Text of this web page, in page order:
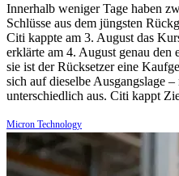
Innerhalb weniger Tage haben
Schlüsse aus dem jüngsten
Citi kappte am 3. August das
erklärte am 4. August genau den
sie ist der Rücksetzer eine
sich auf dieselbe Ausgangslage
unterschiedlich aus. Citi kappt
Micron Technology